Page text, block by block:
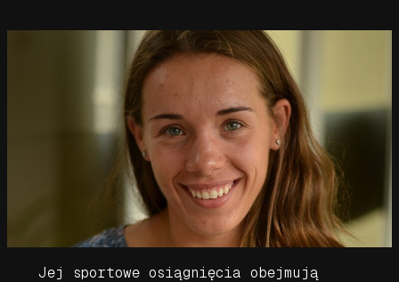
Jej sportowe osiągnięcia obejmują